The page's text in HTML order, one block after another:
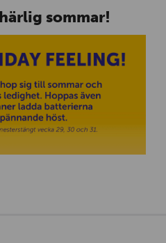
sommar!